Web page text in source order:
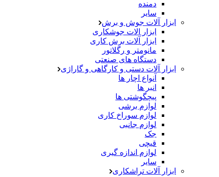
دمنده
سایر
ابزار آلات جوش و برش
ابزار الات جوشکاری
ابزار آلات برش کاری
مانومتر و رگلاتور
دستگاه های صنعتی
ابزار آلات دستی و کارگاهی و گاراژی
آنواع اچار ها
انبر ها
پیچگوشتی ها
لوازم برشی
لوازم سوراخ کاری
لوازم جانبی
جک
قیچی
لوازم اندازه گیری
سایر
ابزار آلات تراشکاری